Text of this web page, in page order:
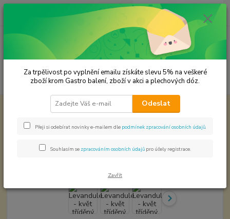
Menu
Hledat
ks
za 0,00 Kč
Premium koření Levandule - květ tříděný Prémiová kvalita
Levandule - květ tříděný
Prémiová kvalita
Za trpělivost po vyplnění emailu získáte slevu 5% na veškeré
zboží krom Gastro balení, zboží v akci a plechových dóz.
Odeslat
Přeji si odebírat novinky e-mailem dle podmínek zpracování osobních údajů
Souhlasím se zpracováním osobních údajů pro účely registrace.
Zavřít